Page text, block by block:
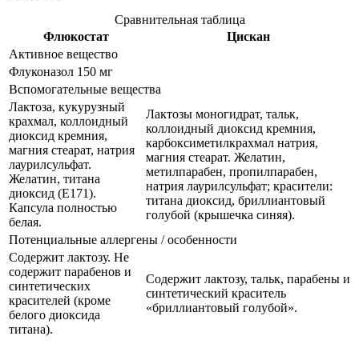
Сравнительная таблица
Флюкостат
Цискан
Активное вещество
Флуконазол 150 мг
Вспомогательные вещества
Лактоза, кукурузный
крахмал, коллоидный
диоксид кремния,
магния стеарат, натрия
лаурилсульфат.
Желатин, титана
диоксид (Е171).
Капсула полностью
белая.
Лактозы моногидрат, тальк,
коллоидный диоксид кремния,
карбоксиметилкрахмал натрия,
магния стеарат. Желатин,
метилпарабен, пропилпарабен,
натрия лаурилсульфат; красители:
титана диоксид, бриллиантовый
голубой (крышечка синяя).
Потенциальные аллергены / особенности
Содержит лактозу. Не
содержит парабенов и
синтетических
красителей (кроме
белого диоксида
титана).
Содержит лактозу, тальк, парабены и
синтетический краситель
«бриллиантовый голубой».